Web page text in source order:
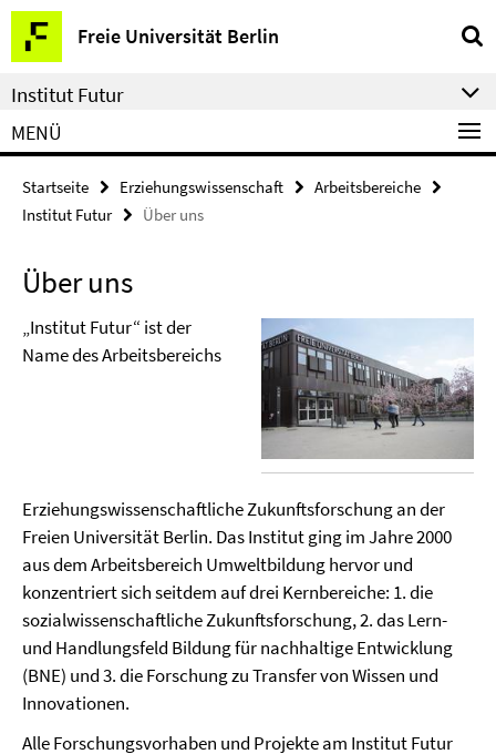
Springe
direkt
zu
Inhalt
Freie Universität Berlin
Service-
Navigation
Institut Futur
MENÜ
Startseite Erziehungswissenschaft
Arbeitsbereiche
Institut Futur
Über uns
Über uns
„Institut Futur“ ist der
Name des Arbeitsbereichs
Erziehungswissenschaftliche Zukunftsforschung an der
Freien Universität Berlin. Das Institut ging im Jahre 2000
aus dem Arbeitsbereich Umweltbildung hervor und
konzentriert sich seitdem auf drei Kernbereiche: 1. die
sozialwissenschaftliche Zukunftsforschung, 2. das Lern-
und Handlungsfeld Bildung für nachhaltige Entwicklung
(BNE) und 3. die Forschung zu Transfer von Wissen und
Innovationen.
Alle Forschungsvorhaben und Projekte am Institut Futur